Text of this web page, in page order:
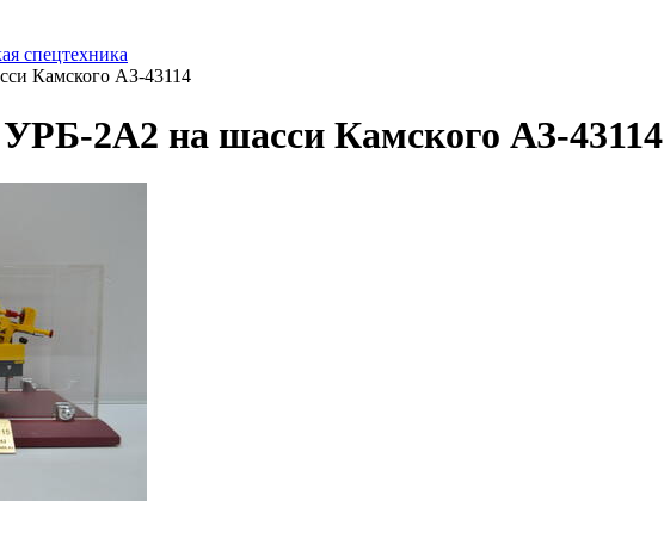
спецтехника
Камского АЗ-43114
УРБ-2А2 на шасси Камского АЗ-43114